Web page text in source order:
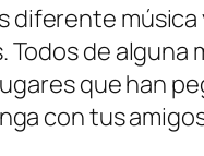
diferente música
de alguna
que han
con tus